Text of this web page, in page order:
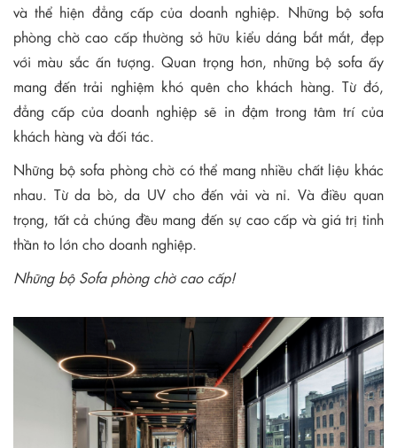
và thể hiện đẳng cấp của doanh nghiệp. Những bộ sofa
phòng chờ cao cấp thường sở hữu kiểu dáng bắt mắt, đẹp
với màu sắc ấn tượng. Quan trọng hơn, những bộ sofa ấy
mang đến trải nghiệm khó quên cho khách hàng. Từ đó,
đẳng cấp của doanh nghiệp sẽ in đậm trong tâm trí của
khách hàng và đối tác.
Những bộ sofa phòng chờ có thể mang nhiều chất liệu khác
nhau. Từ da bò, da UV cho đến vải và nỉ. Và điều quan
trọng, tất cả chúng đều mang đến sự cao cấp và giá trị tinh
thần to lớn cho doanh nghiệp.
Những bộ Sofa phòng chờ cao cấp!